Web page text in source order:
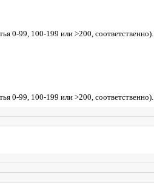
0-99, 100-199 или >200, соответственно).
0-99, 100-199 или >200, соответственно).